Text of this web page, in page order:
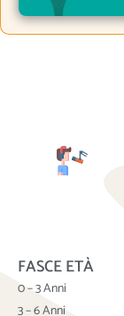
FASCE ETÀ
0 – 3 Anni
3 – 6 Anni